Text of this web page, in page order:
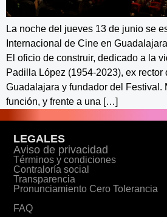
La noche del jueves 13 de junio se
Internacional de Cine en
El oficio de construir, dedicado a la
Padilla López (1954-2023), ex
Guadalajara y fundador del Festival.
función, y frente a una […]
LEGALES
Aviso de privacidad
Términos y condiciones
Contraloría social
Transparencia
Pronunciamiento Cero Tolerancia
FAQ